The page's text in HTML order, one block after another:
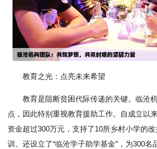
教育之光：点亮未来希望
教育是阻断贫困代际传递的关键。临沧
点，因此特别重视教育援助工作。自成立以
资金超过300万元，支持了10所乡村小学的
训。还设立了“临沧学子助学基金”，为300名